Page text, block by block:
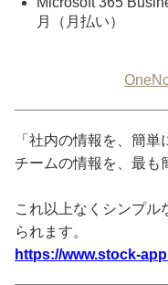
月（月払い）
「社内の情報を、簡単
チームの情報を、最も
これ以上なくシンプル
られます。
https://www.stock-